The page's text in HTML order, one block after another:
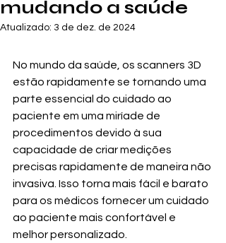
mudando a saúde
Atualizado: 3 de dez. de 2024
No mundo da saúde, os scanners 3D
estão rapidamente se tornando uma
parte essencial do cuidado ao
paciente em uma miríade de
procedimentos devido à sua
capacidade de criar medições
precisas rapidamente de maneira não
invasiva. Isso torna mais fácil e barato
para os médicos fornecer um cuidado
ao paciente mais confortável e
melhor personalizado.